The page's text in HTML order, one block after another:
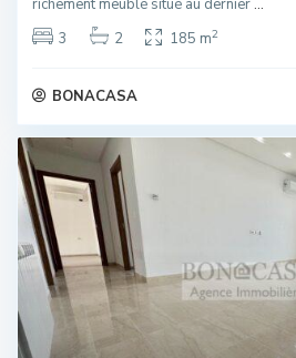
richement meublé situé au dernier...
3
2 185 m2
BONACASA